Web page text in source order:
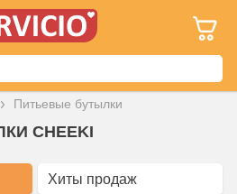
Питьевые бутылки
CHEEKI